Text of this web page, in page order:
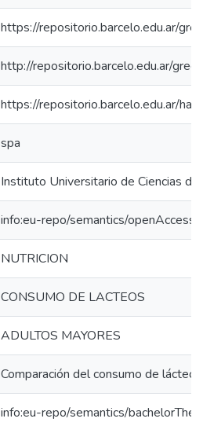
https://repositorio.barcelo.edu.ar/
http://repositorio.barcelo.edu.ar/
https://repositorio.barcelo.edu.ar/
spa
Instituto Universitario de Ciencias
info:eu-repo/semantics/openAccess
NUTRICION
CONSUMO DE LACTEOS
ADULTOS MAYORES
Comparación del consumo de
info:eu-repo/semantics/